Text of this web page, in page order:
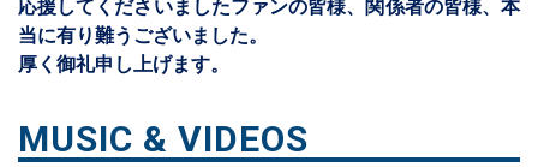
応援してくださいましたファンの皆様、関係者の皆様、本
当に有り難うございました。
厚く御礼申し上げます。
MUSIC & VIDEOS